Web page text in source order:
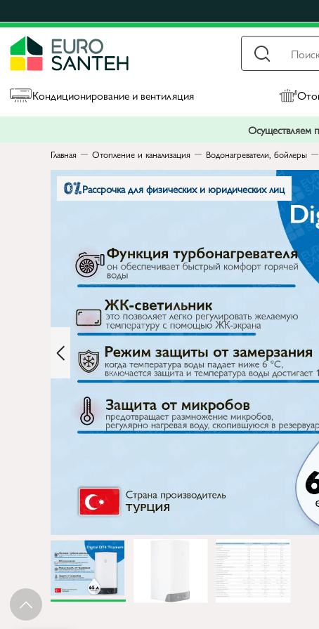
Кондиционирование и вентиляция
Осуществляем
Главная Отопление и канализация Водонагреватели, бойлеры
Рассрочка для физических и юридических лиц